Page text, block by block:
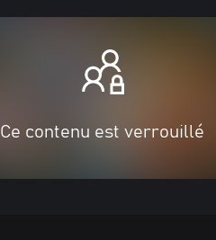
Ce contenu est verrouillé